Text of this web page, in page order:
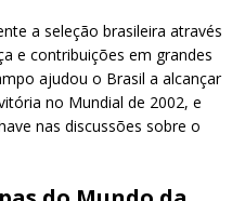
a seleção brasileira através
e contribuições em grandes
ajudou o Brasil a alcançar
no Mundial de 2002, e
nas discussões sobre o